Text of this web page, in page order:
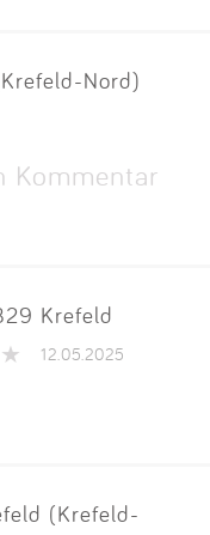
Nord)
Kommentar
Krefeld
12.05.2025
(Krefeld-